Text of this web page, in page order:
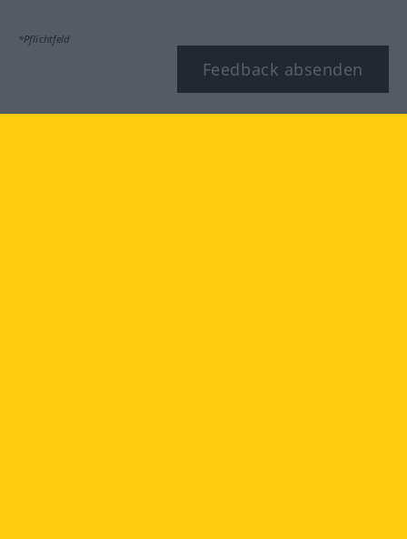
*Pflichtfeld
Feedback absenden